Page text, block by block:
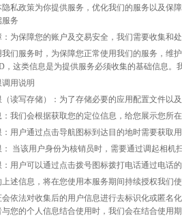
隐私政策为你提供服务，优化我们的服务以及保
务
为保障您的账户及交易安全，我们需要收集和
我们服务时，为保障您正常使用我们的服务，维
，这类信息是为提供服务必须收集的基础信息
用说明
读写存储）：为了存储必要的应用配置文件以及
：我们会根据获取您的定位信息，给您展示您所
：用户通过点击导航图标到达目的地时需要获取用
当该用户身份为核销员时，需要通过调起相机
用户可以通过点击拨号图标拨打电话通过电话
述信息，将在您使用本服务期间持续授权我们
依法对收集后的用户信息进行去标识化或匿名
您的个人信息结合使用时，我们会在结合使用